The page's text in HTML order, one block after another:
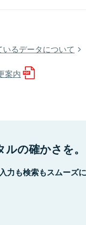
るデータについて
案内
の確かさを。
力も検索もスムーズ